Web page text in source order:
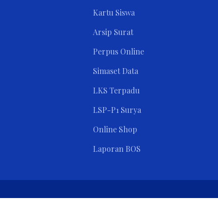
Kartu Siswa
Arsip Surat
Perpus Online
Simaset Data
LKS Terpadu
LSP-P1 Surya
Online Shop
Laporan BOS